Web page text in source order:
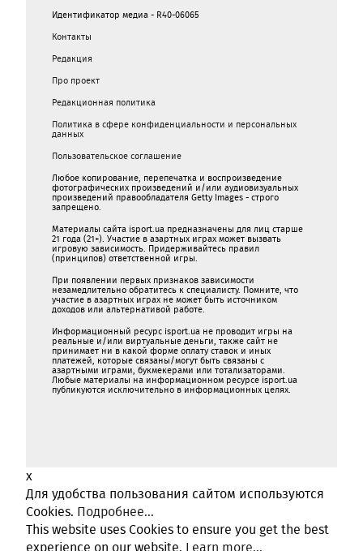
Идентификатор медиа - R40-06065
Контакты
Редакция
Про проект
Редакционная политика
Политика в сфере конфиденциальности и персональных
данных
Пользовательское соглашение
Любое копирование, перепечатка и воспроизведение
фотографических произведений и/или аудиовизуальных
произведений правообладателя Getty Images - строго
запрещено.
Материалы сайта isport.ua предназначены для лиц старше
21 года (21+). Участие в азартных играх может вызвать
игровую зависимость. Придерживайтесь правил
(принципов) ответственной игры.
При появлении первых признаков зависимости
незамедлительно обратитесь к специалисту. Помните, что
участие в азартных играх не может быть источником
доходов или альтернативой работе.
Информационный ресурс isport.ua не проводит игры на
реальные и/или виртуальные деньги, также сайт не
принимает ни в какой форме oплaту ставок и иных
платежей, которые связаны/могут быть связаны c
азартными игрaми, букмекерами или тотализаторами.
Любые материалы на информационном ресурсе isport.ua
публикуютcя исключительно в информационных целях.
x
Для удобства пользования сайтом используются
Cookies. Подробнее...
This website uses Cookies to ensure you get the best